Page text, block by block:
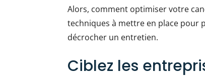
Alors, comment optimiser votre
techniques à mettre en place pour
décrocher un entretien.
Ciblez les